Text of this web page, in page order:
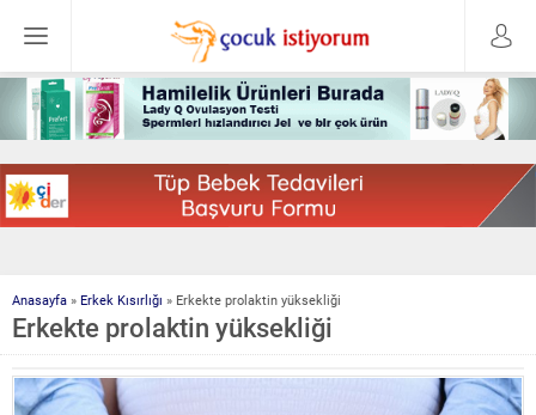
Anasayfa » Erkek Kısırlığı » Erkekte prolaktin yüksekliği
Erkekte prolaktin yüksekliği